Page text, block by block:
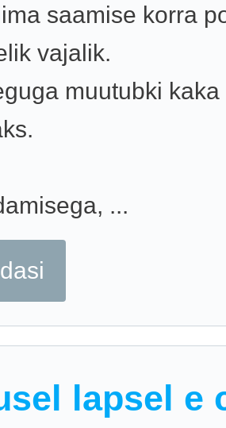
saamise korra
vajalik.
muutubki kaka
...
lapsel e